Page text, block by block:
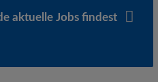
aktuelle Jobs findest